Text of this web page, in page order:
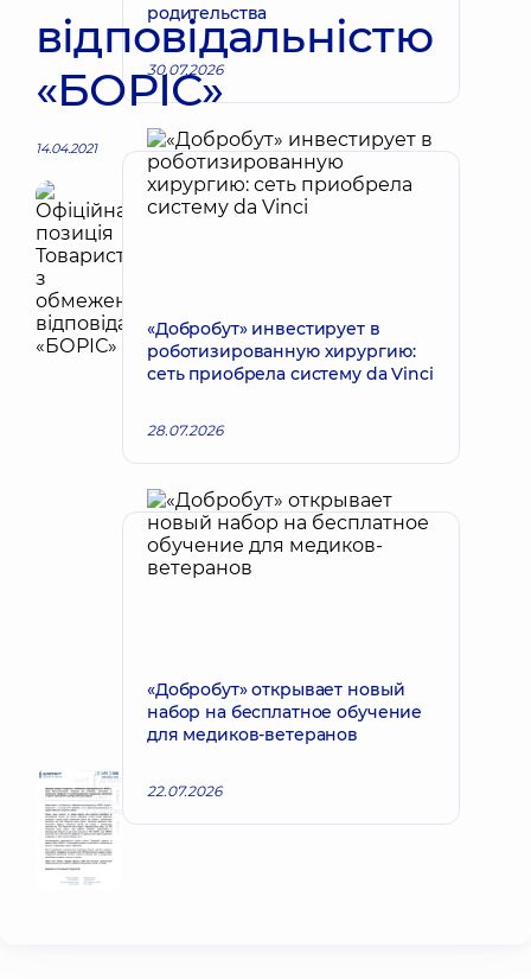
відповідальністю
«БОРІС»
14.04.2021
родительства
30.07.2026
«Добробут» инвестирует в
роботизированную хирургию:
сеть приобрела систему da Vinci
28.07.2026
«Добробут» открывает новый
набор на бесплатное обучение
для медиков-ветеранов
22.07.2026